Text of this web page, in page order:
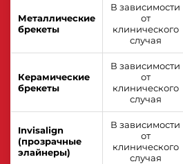
Металлические
брекеты
В зависимости
от
клинического
случая
Керамические
брекеты
В зависимости
от
клинического
случая
Invisalign
(прозрачные
элайнеры)
В зависимости
от
клинического
случая